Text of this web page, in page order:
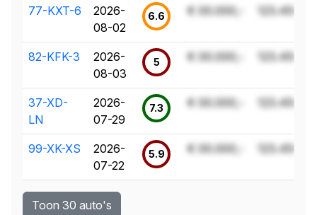
77-KXT-6
2026-
08-02
6.6 € 00.000,- 123.456 km
82-KFK-3
2026-
08-03
5 € 00.000,- 123.456 km
37-XD-
LN
2026-
07-29
7.3 € 00.000,- 123.456 km
99-XK-XS
2026-
07-22
5.9 € 00.000,- 123.456 km
Toon 30 auto's